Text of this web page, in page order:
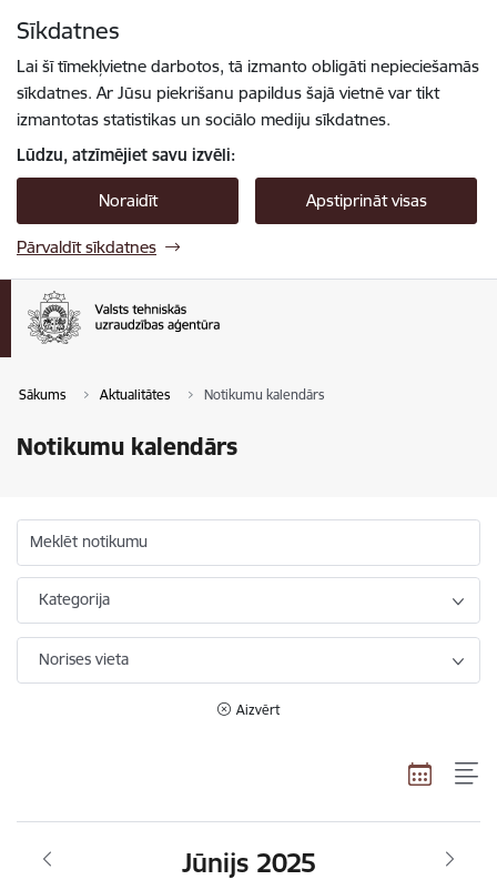
Sīkdatnes
Lai šī tīmekļvietne darbotos, tā izmanto obligāti nepieciešamās
sīkdatnes. Ar Jūsu piekrišanu papildus šajā vietnē var tikt
izmantotas statistikas un sociālo mediju sīkdatnes.
Lūdzu, atzīmējiet savu izvēli:
Noraidīt Apstiprināt visas
Pārvaldīt sīkdatnes
Sākums Aktualitātes Notikumu kalendārs
Notikumu kalendārs
Meklēt notikumu
Kategorija
Norises vieta
Aizvērt
Jūnijs 2025